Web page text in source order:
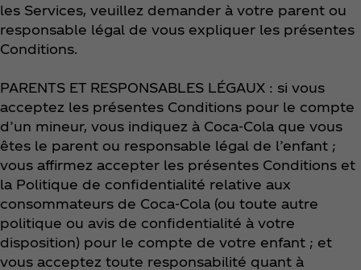
les Services, veuillez demander à votre parent ou
responsable légal de vous expliquer les présentes
Conditions.
PARENTS ET RESPONSABLES LÉGAUX : si vous
acceptez les présentes Conditions pour le compte
d’un mineur, vous indiquez à Coca‑Cola que vous
êtes le parent ou responsable légal de l’enfant ;
vous affirmez accepter les présentes Conditions et
la Politique de confidentialité relative aux
consommateurs de Coca‑Cola (ou toute autre
politique ou avis de confidentialité à votre
disposition) pour le compte de votre enfant ; et
vous acceptez toute responsabilité quant à